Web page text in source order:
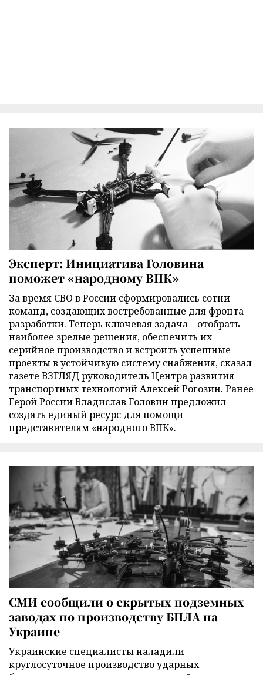
Эксперт: Инициатива Головина
поможет «народному ВПК»
За время СВО в России сформировались сотни
команд, создающих востребованные для фронта
разработки. Теперь ключевая задача – отобрать
наиболее зрелые решения, обеспечить их
серийное производство и встроить успешные
проекты в устойчивую систему снабжения, сказал
газете ВЗГЛЯД руководитель Центра развития
транспортных технологий Алексей Рогозин. Ранее
Герой России Владислав Головин предложил
создать единый ресурс для помощи
представителям «народного ВПК».
СМИ сообщили о скрытых подземных
заводах по производству БПЛА на
Украине
Украинские специалисты наладили
круглосуточное производство ударных